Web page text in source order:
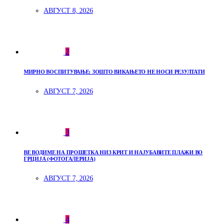
АВГУСТ 8, 2026
2
МИРНО ВОСПИТУВАЊЕ: ЗОШТО ВИКАЊЕТО НЕ НОСИ РЕЗУЛТАТИ
АВГУСТ 7, 2026
3
ВЕ ВОДИМЕ НА ПРОШЕТКА НИЗ КРИТ И НАЈУБАВИТЕ ПЛАЖИ ВО
ГРЦИЈА (ФОТОГАЛЕРИЈА)
АВГУСТ 7, 2026
4